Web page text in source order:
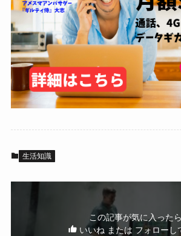
生活知識
この記事が気に入ったら
いいね または フォローし